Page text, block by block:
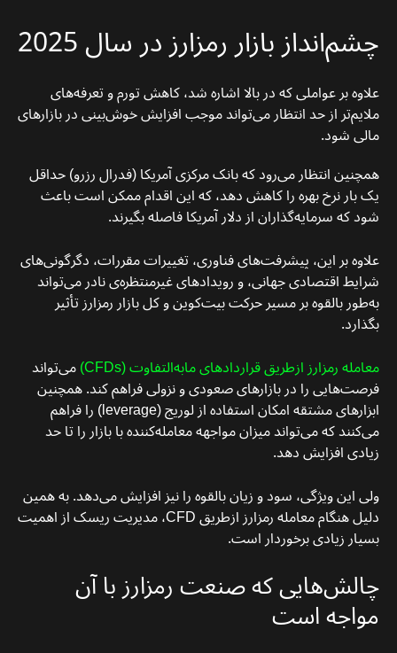
چشم‌انداز بازار رمزارز در سال 2025
علاوه بر عواملی که در بالا اشاره شد، کاهش تورم و تعرفه‌های
ملایم‌تر از حد انتظار می‌تواند موجب افزایش خوش‌بینی در بازارهای
مالی شود.
همچنین انتظار می‌رود که بانک مرکزی آمریکا (فدرال رزرو) حداقل
یک بار نرخ بهره را کاهش دهد، که این اقدام ممکن است باعث
شود که سرمایه‌گذاران از دلار آمریکا فاصله بگیرند.
علاوه بر این، پیشرفت‌های فناوری، تغییرات مقررات، دگرگونی‌های
شرایط اقتصادی جهانی، و رویدادهای غیرمنتظره‌ی نادر می‌تواند
به‌طور بالقوه بر مسیر حرکت بیت‌کوین و کل بازار رمزارز تأثیر
بگذارد.
معامله رمزارز ازطریق قراردادهای مابه‌‌التفاوت (CFDs)
می‌تواند
فرصت‌هایی را در بازارهای صعودی و نزولی فراهم کند. همچنین
ابزارهای مشتقه امکان استفاده از لوریج (leverage) را فراهم
می‌کنند که می‌تواند میزان مواجهه معامله‌کننده با بازار را تا حد
زیادی افزایش دهد.
ولی این ویژگی، سود و زیان بالقوه را نیز افزایش می‌دهد. به همین
دلیل هنگام معامله رمزارز ازطریق CFD، مدیریت ریسک از اهمیت
بسیار زیادی برخوردار است.
چالش‌هایی که صنعت رمزارز با آن
مواجه است